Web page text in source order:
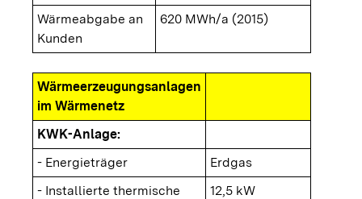
Wärmeabgabe an
Kunden
620 MWh/a (2015)
Wärmeerzeugungsanlagen
im Wärmenetz
KWK-Anlage:
- Energieträger
Erdgas
- Installierte thermische
12,5 kW